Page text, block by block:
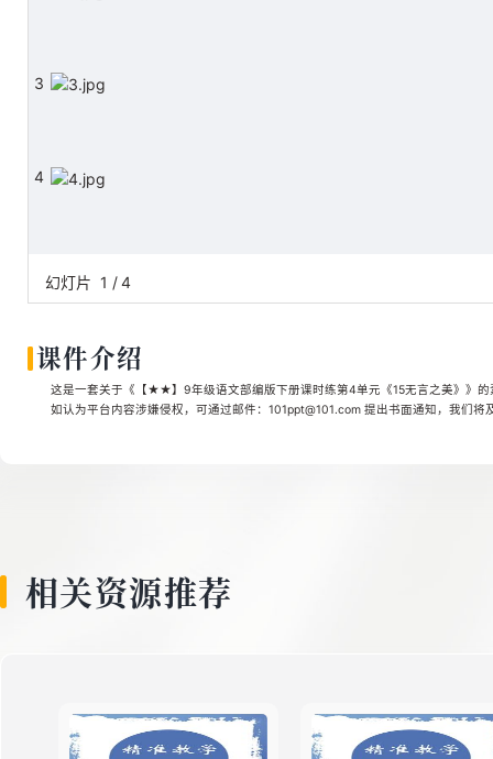
3
4
幻灯片 1 / 4
课件介绍
这是一套关于《【★★】9年级语文部编版下册课时练第4单元《15无言之美》》
如认为平台内容涉嫌侵权，可通过邮件：101ppt@101.com 提出书面通知，我们将
相关资源推荐